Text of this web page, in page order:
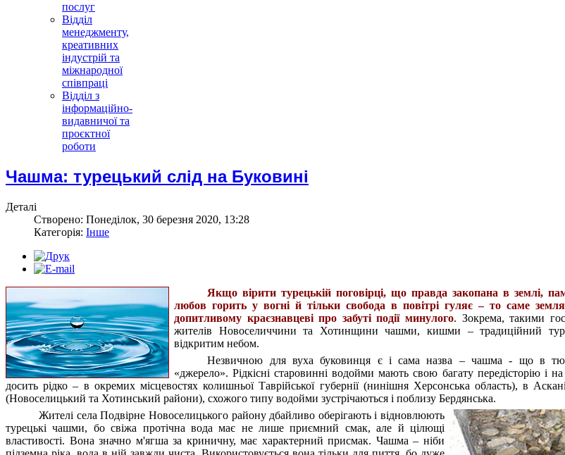
послуг
Відділ
менеджменту,
креативних
індустрій та
міжнародної
співпраці
Відділ з
інформаційно-
видавничої та
проєктної
роботи
Чашма: турецький слід на Буковині
Деталі
Створено: Понеділок, 30 березня 2020, 13:28
Категорія: Інше
Якщо вірити турецькій поговірці, що правда закопана в землі,
любов горить у вогні й тільки свобода в повітрі гуляє – то саме
допитливому краєзнавцеві про забуті події минулого. Зокрема, такими
жителів Новоселиччини та Хотинщини чашми, кишми – традиційний
відкритим небом.
Незвичною для вуха буковинця є і сама назва – чашма - що в
«джерело». Рідкісні старовинні водойми мають свою багату передісторію і на
досить рідко – в окремих місцевостях колишньої Таврійської губернії (нинішня Херсонська область), в
(Новоселицький та Хотинський райони), схожого типу водойми зустрічаються і поблизу Бердянська.
Жителі села Подвірне Новоселицького району дбайливо оберігають і відновлюють
турецькі чашми, бо свіжа протічна вода має не лише приємний смак, але й цілющі
властивості. Вона значно м'ягша за криничну, має характерний присмак. Чашма – ніби